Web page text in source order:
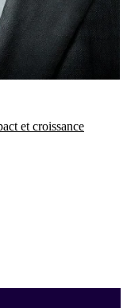
et croissance